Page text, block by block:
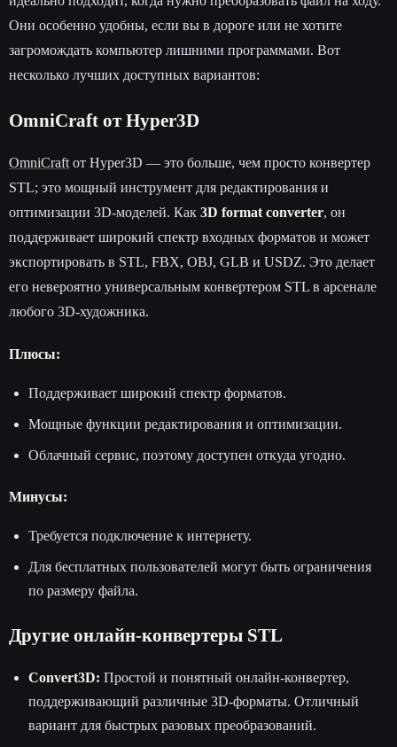
Они особенно удобны, если вы в дороге или не хотите
загромождать компьютер лишними программами. Вот
несколько лучших доступных вариантов:
OmniCraft от Hyper3D
OmniCraft от Hyper3D — это больше, чем просто конвертер
STL; это мощный инструмент для редактирования и
оптимизации 3D-моделей. Как 3D format converter, он
поддерживает широкий спектр входных форматов и может
экспортировать в STL, FBX, OBJ, GLB и USDZ. Это делает
его невероятно универсальным конвертером STL в арсенале
любого 3D-художника.
Плюсы:
Поддерживает широкий спектр форматов.
Мощные функции редактирования и оптимизации.
Облачный сервис, поэтому доступен откуда угодно.
Минусы:
Требуется подключение к интернету.
Для бесплатных пользователей могут быть ограничения
по размеру файла.
Другие онлайн-конвертеры STL
Convert3D: Простой и понятный онлайн-конвертер,
поддерживающий различные 3D-форматы. Отличный
вариант для быстрых разовых преобразований.